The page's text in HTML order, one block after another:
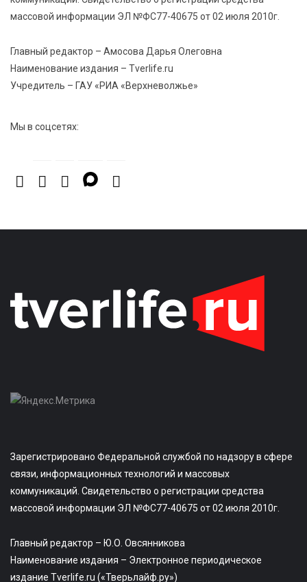
День рождения Светофора: в детском саду № 6
прошел необычный урок безопасности
массовой информации ЭЛ №ФС77-40675 от 02 июля 2010г.
Главный редактор – Амосова Дарья Олеговна
Наименование издания – Tverlife.ru
Учредитель – ГАУ «РИА «Верхневолжье»
Мы в соцсетях:
Зарегистрировано Федеральной службой по надзору в сфере
связи, информационных технологий и массовых
коммуникаций. Свидетельство о регистрации средства
массовой информации ЭЛ №ФС77-40675 от 02 июля 2010г.
Главный редактор – Ю.О. Овсянникова
Наименование издания – Электронное периодическое
издание Tverlife.ru («Тверьлайф.ру»)